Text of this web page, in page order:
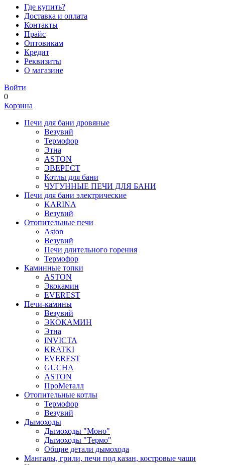
Где купить?
Доставка и оплата
Контакты
Прайс
Оптовикам
Кредит
Реквизиты
О магазине
Войти
0
Корзина
Печи для бани дровяные
Везувий
Термофор
Этна
ASTON
ЭВЕРЕСТ
Котлы для бани
ЧУГУННЫЕ ПЕЧИ ДЛЯ БАНИ
Печи для бани электрические
KARINA
Везувий
Отопительные печи
Aston
Везувий
Печи длительного горения
Термофор
Каминные топки
ASTON
Экокамин
EVEREST
Печи-камины
Везувий
ЭКОКАМИН
Этна
INVICTA
KRATKI
EVEREST
GUCHA
ASTON
ПроМеталл
Отопительные котлы
Термофор
Везувий
Дымоходы
Дымоходы "Моно"
Дымоходы "Термо"
Общие детали дымохода
Мангалы, грили, печи под казан, костровые чаши